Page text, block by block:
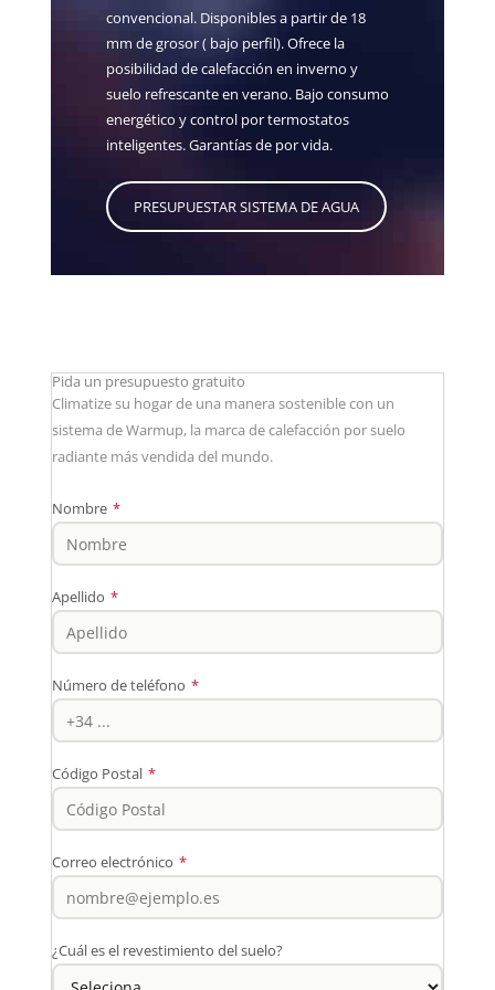
convencional. Disponibles a partir de 18
mm de grosor ( bajo perfil). Ofrece la
posibilidad de calefacción en inverno y
suelo refrescante en verano. Bajo consumo
energético y control por termostatos
inteligentes. Garantías de por vida.
PRESUPUESTAR SISTEMA DE AGUA
Pida un presupuesto gratuito
Climatize su hogar de una manera sostenible con un
sistema de Warmup, la marca de calefacción por suelo
radiante más vendida del mundo.
Nombre *
Apellido *
Número de teléfono *
Código Postal *
Correo electrónico *
¿Cuál es el revestimiento del suelo?